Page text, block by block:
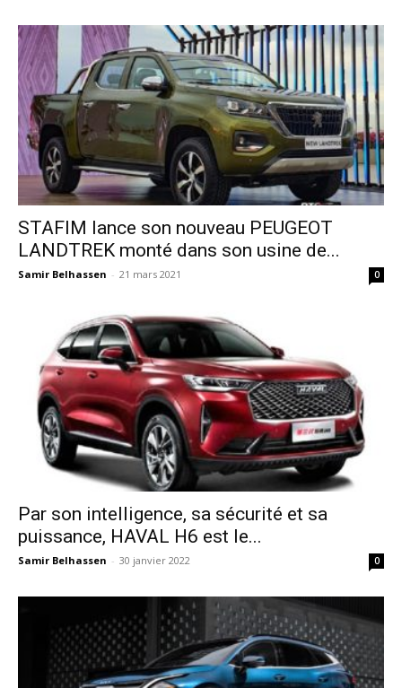
STAFIM lance son nouveau PEUGEOT
LANDTREK monté dans son usine de...
Samir Belhassen - 21 mars 2021 0
Par son intelligence, sa sécurité et sa
puissance, HAVAL H6 est le...
Samir Belhassen - 30 janvier 2022 0